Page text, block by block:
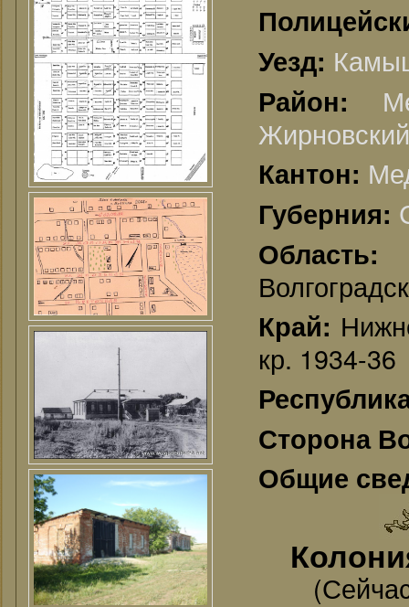
Уезд:
Район:
Кантон:
Губерния:
Край:
кр. 1934-36
Сторона
Общие